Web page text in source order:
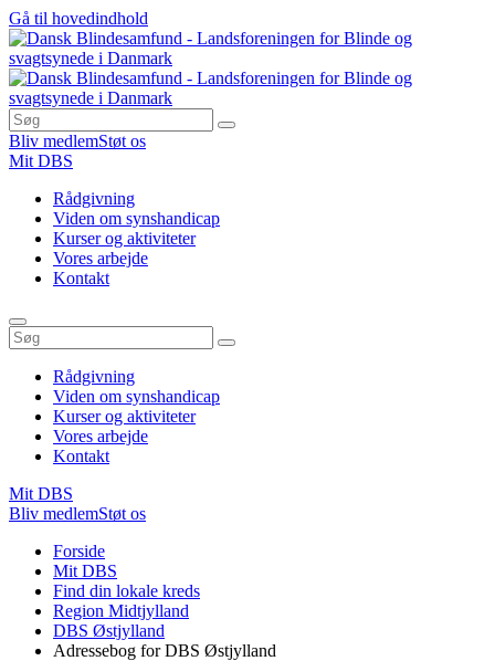
Gå til hovedindhold
Bliv medlemStøt os
Mit DBS
Rådgivning
Viden om synshandicap
Kurser og aktiviteter
Vores arbejde
Kontakt
Rådgivning
Viden om synshandicap
Kurser og aktiviteter
Vores arbejde
Kontakt
Mit DBS
Bliv medlemStøt os
Forside
Mit DBS
Find din lokale kreds
Region Midtjylland
DBS Østjylland
Adressebog for DBS Østjylland